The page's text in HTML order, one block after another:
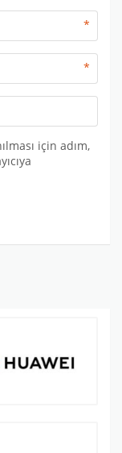
*
*
için adım,